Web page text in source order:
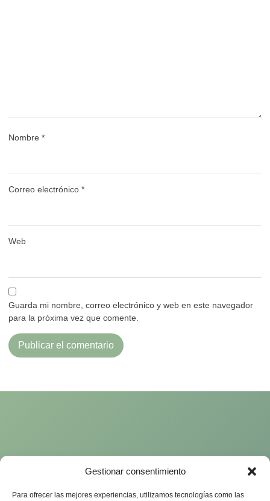
Gestionar consentimiento
Para ofrecer las mejores experiencias, utilizamos tecnologías como las
Nombre *
Correo electrónico *
Web
Guarda mi nombre, correo electrónico y web en este navegador
para la próxima vez que comente.